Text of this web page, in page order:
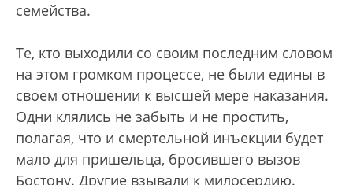
семейства.
Те, кто выходили со своим последним словом
на этом громком процессе, не были едины в
своем отношении к высшей мере наказания.
Одни клялись не забыть и не простить,
полагая, что и смертельной инъекции будет
мало для пришельца, бросившего вызов
Бостону. Другие взывали к милосердию.